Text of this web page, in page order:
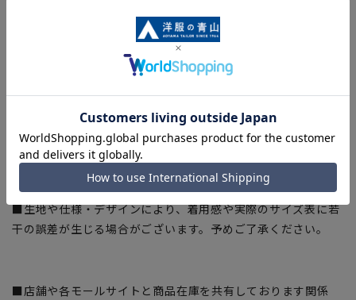
【シルエット】《やや細め(スッキリ)》 (当社比)
■ゆとり感には個人差があります。サイズ表を確認の上、ご購
入の目安としてご利用ください。
■ブラウザやお使いのモニター環境、室内外等の撮影時の環境
下での光加減により、実際の商品と掲載画像の色味が異なる場
合がございます。
■生地や仕様・デザインにより、着用感や実際のサイズ表に若
干の誤差が生じる場合がございます。予めご了承ください。
■店舗や各モールサイトと商品在庫を共有しております関係